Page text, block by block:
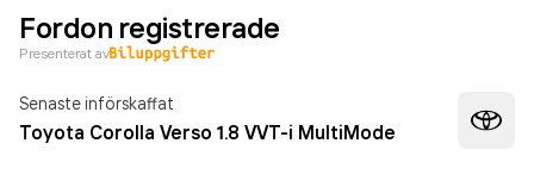
Fordon registrerade
Presenterat av
Senaste införskaffat
Toyota Corolla Verso 1.8 VVT-i MultiMode